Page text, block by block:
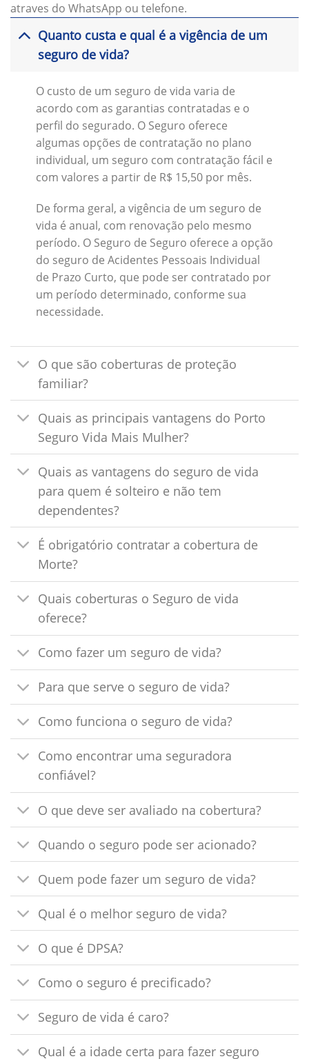
atraves do WhatsApp ou telefone.
Quanto custa e qual é a vigência de um
seguro de vida?
O custo de um seguro de vida varia de
acordo com as garantias contratadas e o
perfil do segurado. O Seguro oferece
algumas opções de contratação no plano
individual, um seguro com contratação fácil e
com valores a partir de R$ 15,50 por mês.
De forma geral, a vigência de um seguro de
vida é anual, com renovação pelo mesmo
período. O Seguro de Seguro oferece a opção
do seguro de Acidentes Pessoais Individual
de Prazo Curto, que pode ser contratado por
um período determinado, conforme sua
necessidade.
O que são coberturas de proteção
familiar?
Quais as principais vantagens do Porto
Seguro Vida Mais Mulher?
Quais as vantagens do seguro de vida
para quem é solteiro e não tem
dependentes?
É obrigatório contratar a cobertura de
Morte?
Quais coberturas o Seguro de vida
oferece?
Como fazer um seguro de vida?
Para que serve o seguro de vida?
Como funciona o seguro de vida?
Como encontrar uma seguradora
confiável?
O que deve ser avaliado na cobertura?
Quando o seguro pode ser acionado?
Quem pode fazer um seguro de vida?
Qual é o melhor seguro de vida?
O que é DPSA?
Como o seguro é precificado?
Seguro de vida é caro?
Qual é a idade certa para fazer seguro